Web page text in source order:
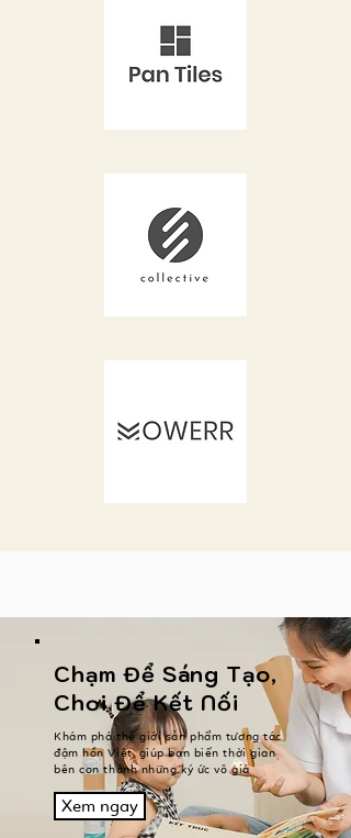
Chạm Để Sáng Tạo,
Chơi Để Kết Nối
Khám phá thế giới sản phẩm tương tác
đậm hồn Việt, giúp bạn biến thời gian
bên con thành những ký ức vô giá
Xem ngay